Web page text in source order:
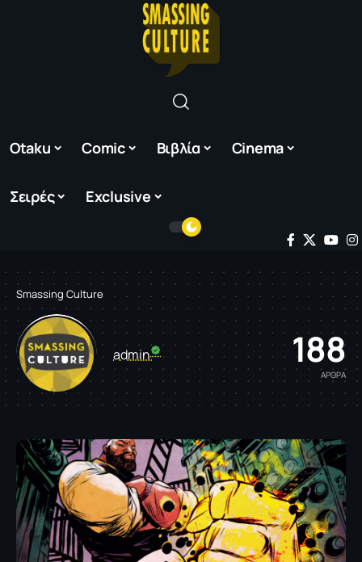
Otaku Comic Βιβλία Cinema
Σειρές Exclusive
Smassing Culture
admin 188
ΑΡΘΡΑ